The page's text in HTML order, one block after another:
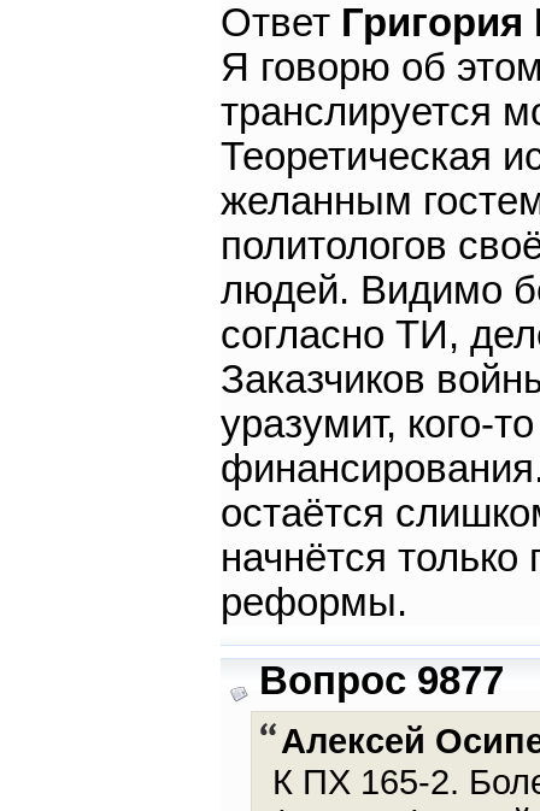
Ответ
Я говорю об
транслируется
Теоретическая
желанным
политологов
людей. Видимо
согласно ТИ,
Заказчиков
уразумит, кого-
остаётся
начнётся
реформы.
Вопрос 9877
Алексей
К ПХ 165-2.